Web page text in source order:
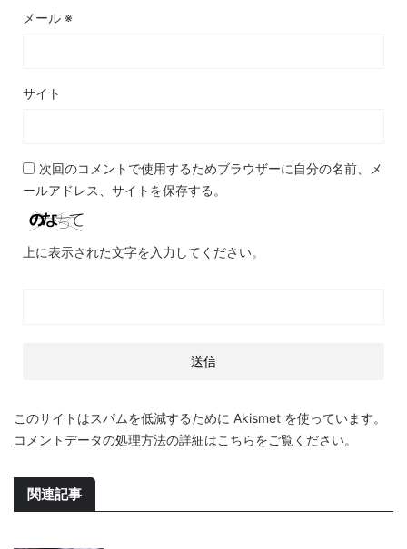
メール ※
サイト
次回のコメントで使用するためブラウザーに自分の名前、メ
ールアドレス、サイトを保存する。
上に表示された文字を入力してください。
このサイトはスパムを低減するために Akismet を使っています。
コメントデータの処理方法の詳細はこちらをご覧ください。
関連記事